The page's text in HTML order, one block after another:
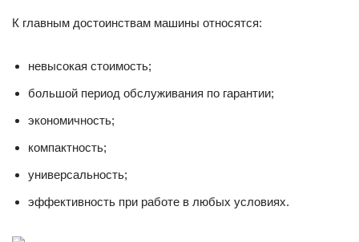
К главным достоинствам машины относятся:
невысокая стоимость;
большой период обслуживания по гарантии;
экономичность;
компактность;
универсальность;
эффективность при работе в любых условиях.